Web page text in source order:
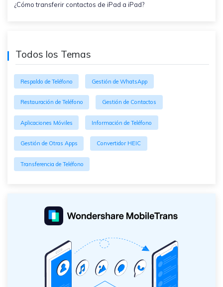
¿Cómo transferir contactos de iPad a iPad?
Todos los Temas
Respaldo de Teléfono Gestión de WhatsApp
Restauración de Teléfono Gestión de Contactos
Aplicaciones Móviles Información de Teléfono
Gestión de Otras Apps Convertidor HEIC
Transferencia de Teléfono